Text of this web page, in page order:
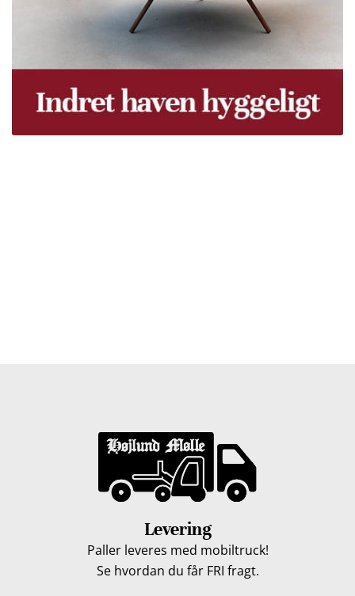
Levering
Paller leveres med mobiltruck!
Se hvordan du får FRI fragt.